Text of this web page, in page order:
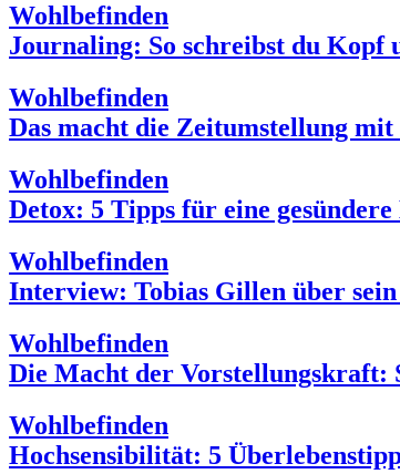
Wohlbefinden
Journaling: So schreibst du Kopf
Wohlbefinden
Das macht die Zeitumstellung
Wohlbefinden
Detox: 5 Tipps für eine gesündere
Wohlbefinden
Interview: Tobias Gillen über
Wohlbefinden
Die Macht der Vorstellungskraft:
Wohlbefinden
Hochsensibilität: 5